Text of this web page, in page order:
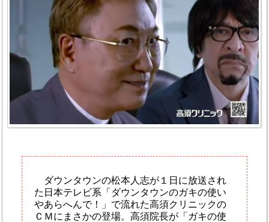
ダウンタウンの松本人志が１日に放送され
た日本テレビ系「ダウンタウンのガキの使い
やあらへんで！」で流れた高須クリニックの
ＣＭにまさかの登場。高須院長が「ガキの使